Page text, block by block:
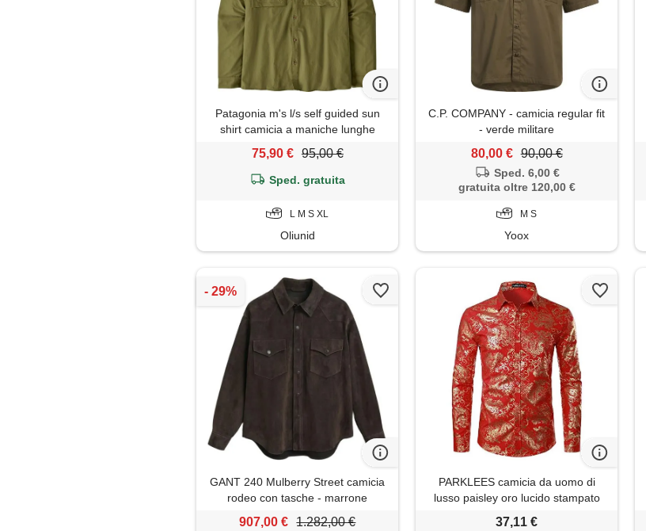
Patagonia m's l/s self guided sun
shirt camicia a maniche lunghe
75,90 € 95,00 €
Sped. gratuita
L M S XL
Oliunid
C.P. COMPANY - camicia regular fit
- verde militare
80,00 € 90,00 €
Sped. 6,00 €
gratuita oltre 120,00 €
M S
Yoox
GANT 240 Mulberry Street camicia
rodeo con tasche - marrone
907,00 € 1.282,00 €
PARKLEES camicia da uomo di
lusso paisley oro lucido stampato
elegante slim fit button down, rosso,
37,11 €